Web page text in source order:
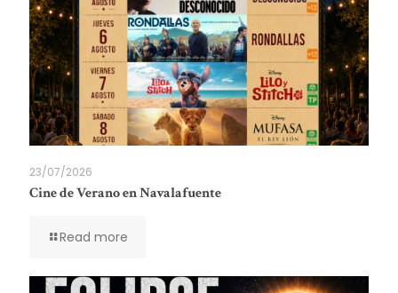
23/07/2026
Cine de Verano en Navalafuente
Read more